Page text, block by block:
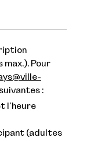
Pour
:
l'heure
(adultes